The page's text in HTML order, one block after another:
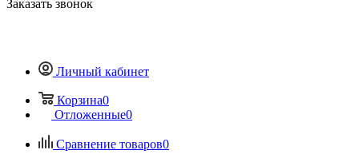
Заказать звонок
Личный кабинет
Корзина0
Отложенные0
Сравнение товаров0